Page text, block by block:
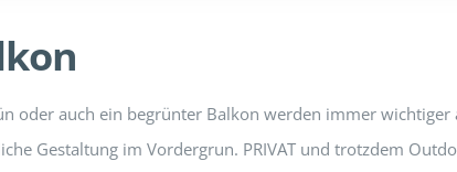
oder auch ein begrünter Balkon werden immer
Gestaltung im Vordergrun. PRIVAT und trotzdem